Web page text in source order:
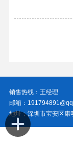
销售热线：王经理
邮箱：
地址：深圳市宝安区康